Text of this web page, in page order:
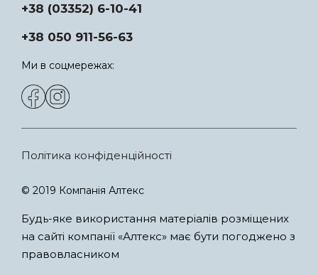
+38 (03352) 6-10-41
+38 050 911-56-63
Ми в соцмережах:
© 2019 Компанія Алтекс
Будь-яке використання матеріалів розміщених
на сайті компанії «Алтекс» має бути погоджено з
правовласником
Політика конфіденційності